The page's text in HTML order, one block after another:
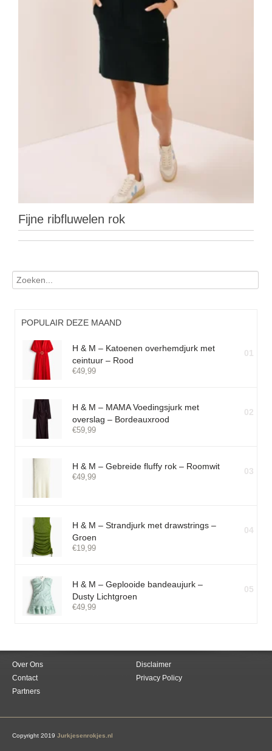
Fijne ribfluwelen rok
POPULAIR DEZE MAAND
H & M – Katoenen overhemdjurk met
ceintuur – Rood
€49,99
01
H & M – MAMA Voedingsjurk met
overslag – Bordeauxrood
€59,99
02
H & M – Gebreide fluffy rok – Roomwit
€49,99
03
H & M – Strandjurk met drawstrings –
Groen
€19,99
04
H & M – Geplooide bandeaujurk –
Dusty Lichtgroen
€49,99
05
Over Ons
Disclaimer
Contact
Privacy Policy
Partners
Copyright 2019 Jurkjesenrokjes.nl